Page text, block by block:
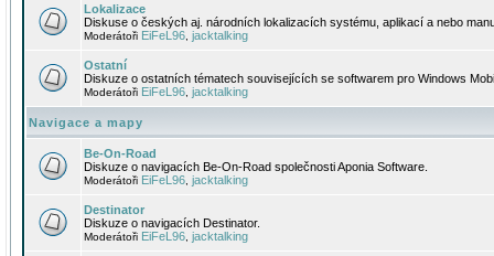
Lokalizace
Diskuse o českých aj. národních lokalizacích systému, aplikací a nebo
Moderátoři EiFeL96 jacktalking
Ostatní
Diskuze o ostatních tématech souvisejících se softwarem pro Windows
Moderátoři EiFeL96 jacktalking
Navigace a mapy
Be-On-Road
Diskuze o navigacích Be-On-Road společnosti Aponia Software.
Moderátoři EiFeL96 jacktalking
Destinator
Diskuze o navigacích Destinator.
Moderátoři EiFeL96 jacktalking